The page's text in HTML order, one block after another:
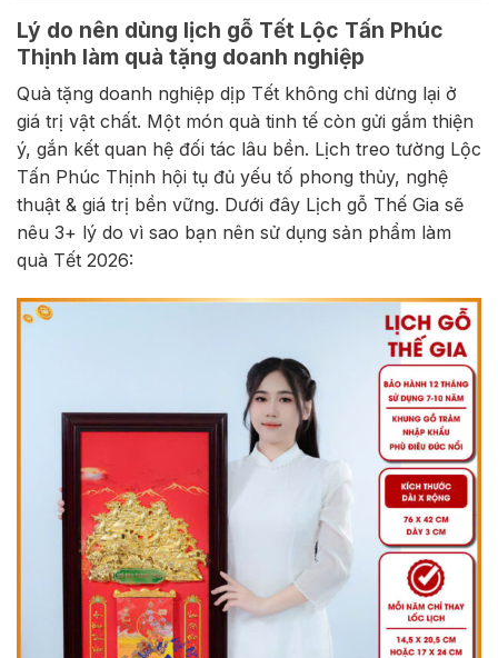
Lý do nên dùng lịch gỗ Tết Lộc Tấn Phúc
Thịnh làm quà tặng doanh nghiệp
Quà tặng doanh nghiệp dịp Tết không chỉ dừng lại ở
giá trị vật chất. Một món quà tinh tế còn gửi gắm thiện
ý, gắn kết quan hệ đối tác lâu bền. Lịch treo tường Lộc
Tấn Phúc Thịnh hội tụ đủ yếu tố phong thủy, nghệ
thuật & giá trị bền vững. Dưới đây Lịch gỗ Thế Gia sẽ
nêu 3+ lý do vì sao bạn nên sử dụng sản phẩm làm
quà Tết 2026: